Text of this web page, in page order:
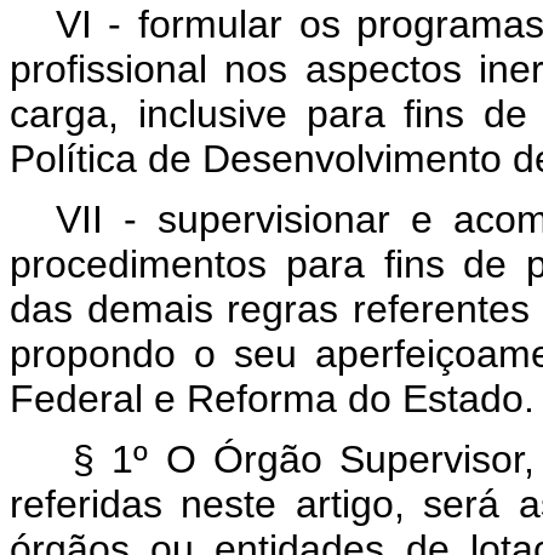
VI - formular os
profissional nos aspectos
carga, inclusive para fins
Política de Desenvolvimento
VII - supervisionar e
procedimentos para fins de
das demais regras
propondo o seu
Federal e Reforma do Estado.
§ 1º O Órgão
referidas neste artigo, será